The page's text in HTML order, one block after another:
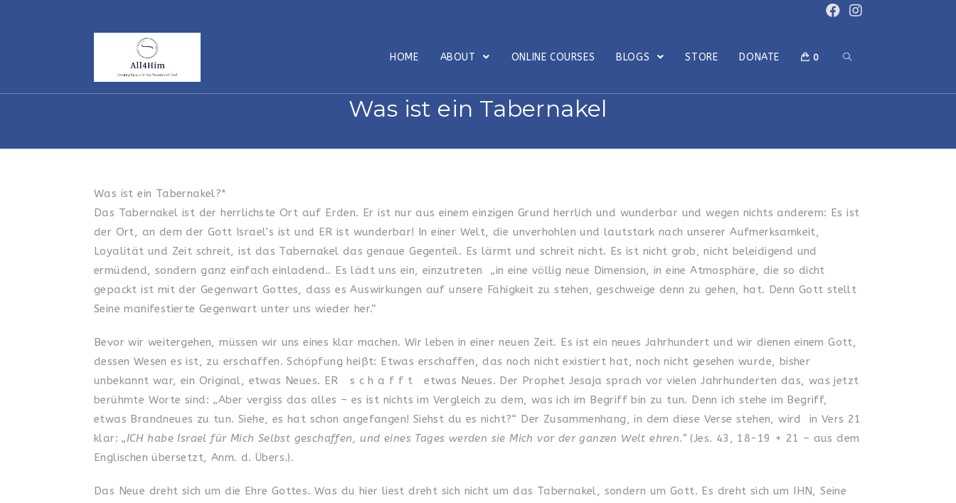
HOME
ABOUT ONLINE COURSES BLOGS STORE DONATE 0
Was ist ein Tabernakel
Was ist ein Tabernakel?*
Das Tabernakel ist der herrlichste Ort auf Erden. Er ist nur aus einem einzigen Grund herrlich und wunderbar und wegen nichts anderem: Es ist
der Ort, an dem der Gott Israel’s ist und ER ist wunderbar! In einer Welt, die unverhohlen und lautstark nach unserer Aufmerksamkeit,
Loyalität und Zeit schreit, ist das Tabernakel das genaue Gegenteil. Es lärmt und schreit nicht. Es ist nicht grob, nicht beleidigend und
ermüdend, sondern ganz einfach einladend.. Es lädt uns ein, einzutreten „in eine völlig neue Dimension, in eine Atmosphäre, die so dicht
gepackt ist mit der Gegenwart Gottes, dass es Auswirkungen auf unsere Fähigkeit zu stehen, geschweige denn zu gehen, hat. Denn Gott stellt
Seine manifestierte Gegenwart unter uns wieder her.“
Bevor wir weitergehen, müssen wir uns eines klar machen. Wir leben in einer neuen Zeit. Es ist ein neues Jahrhundert und wir dienen einem Gott,
dessen Wesen es ist, zu erschaffen. Schöpfung heißt: Etwas erschaffen, das noch nicht existiert hat, noch nicht gesehen wurde, bisher
unbekannt war, ein Original, etwas Neues. ER s c h a f f t etwas Neues. Der Prophet Jesaja sprach vor vielen Jahrhunderten das, was jetzt
berühmte Worte sind: „Aber vergiss das alles – es ist nichts im Vergleich zu dem, was ich im Begriff bin zu tun. Denn ich stehe im Begriff,
etwas Brandneues zu tun. Siehe, es hat schon angefangen! Siehst du es nicht?“ Der Zusammenhang, in dem diese Verse stehen, wird in Vers 21
klar:„ICH habe Israel für Mich Selbst geschaffen, und eines Tages werden sie Mich vor der ganzen Welt ehren.“(Jes. 43, 18-19 + 21 – aus dem
Englischen übersetzt, Anm. d. Übers.).
Das Neue dreht sich um die Ehre Gottes. Was du hier liest dreht sich nicht um das Tabernakel, sondern um Gott. Es dreht sich um IHN, Seine